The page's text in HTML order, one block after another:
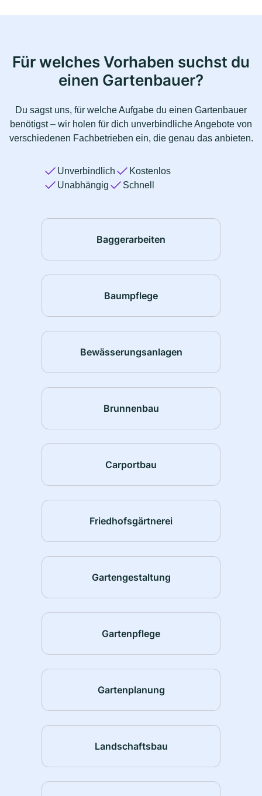
Für welches Vorhaben suchst du
einen Gartenbauer?
Du sagst uns, für welche Aufgabe du einen Gartenbauer
benötigst – wir holen für dich unverbindliche Angebote von
verschiedenen Fachbetrieben ein, die genau das anbieten.
Unverbindlich
Kostenlos
Unabhängig
Schnell
Baggerarbeiten
Baumpflege
Bewässerungsanlagen
Brunnenbau
Carportbau
Friedhofsgärtnerei
Gartengestaltung
Gartenpflege
Gartenplanung
Landschaftsbau